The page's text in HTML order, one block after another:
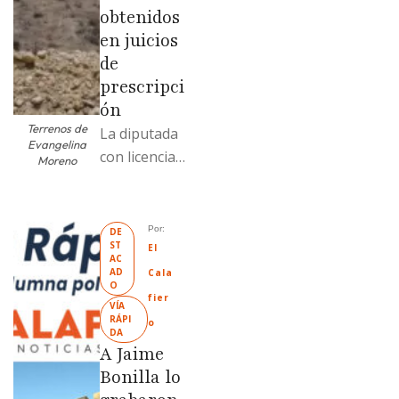
Terrenos de
Evangelina
Moreno
obtenidos
en juicios
de
prescripci
ón
La diputada
con licencia
antecedente
s de
prescripción
positiva; uno
fue
revendido
329% por
encima …
DE
ST
AC
AD
O
VÍA
RÁPI
DA
Por:
El
Cala
fier
o
A Jaime
Bonilla lo